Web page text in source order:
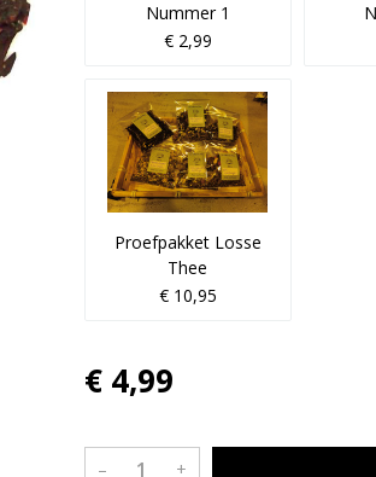
Nummer 1
€ 2,99
Proefpakket Losse
Thee
€ 10,95
€ 4,99
– +